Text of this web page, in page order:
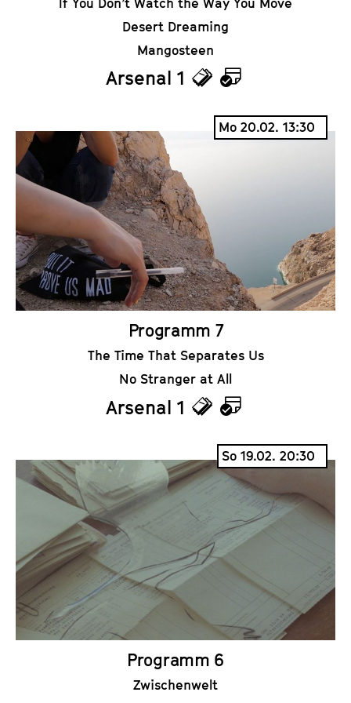
Desert Dreaming
Mangosteen
Arsenal 1
T
t
s
K
a
l
r
Mo 20.02. 13:30
Programm 7
The Time That Separates Us
No Stranger at All
Arsenal 1
T
c
t
K
a
l
e
n
d
e
So 19.02. 20:30
Programm 6
Zwischenwelt